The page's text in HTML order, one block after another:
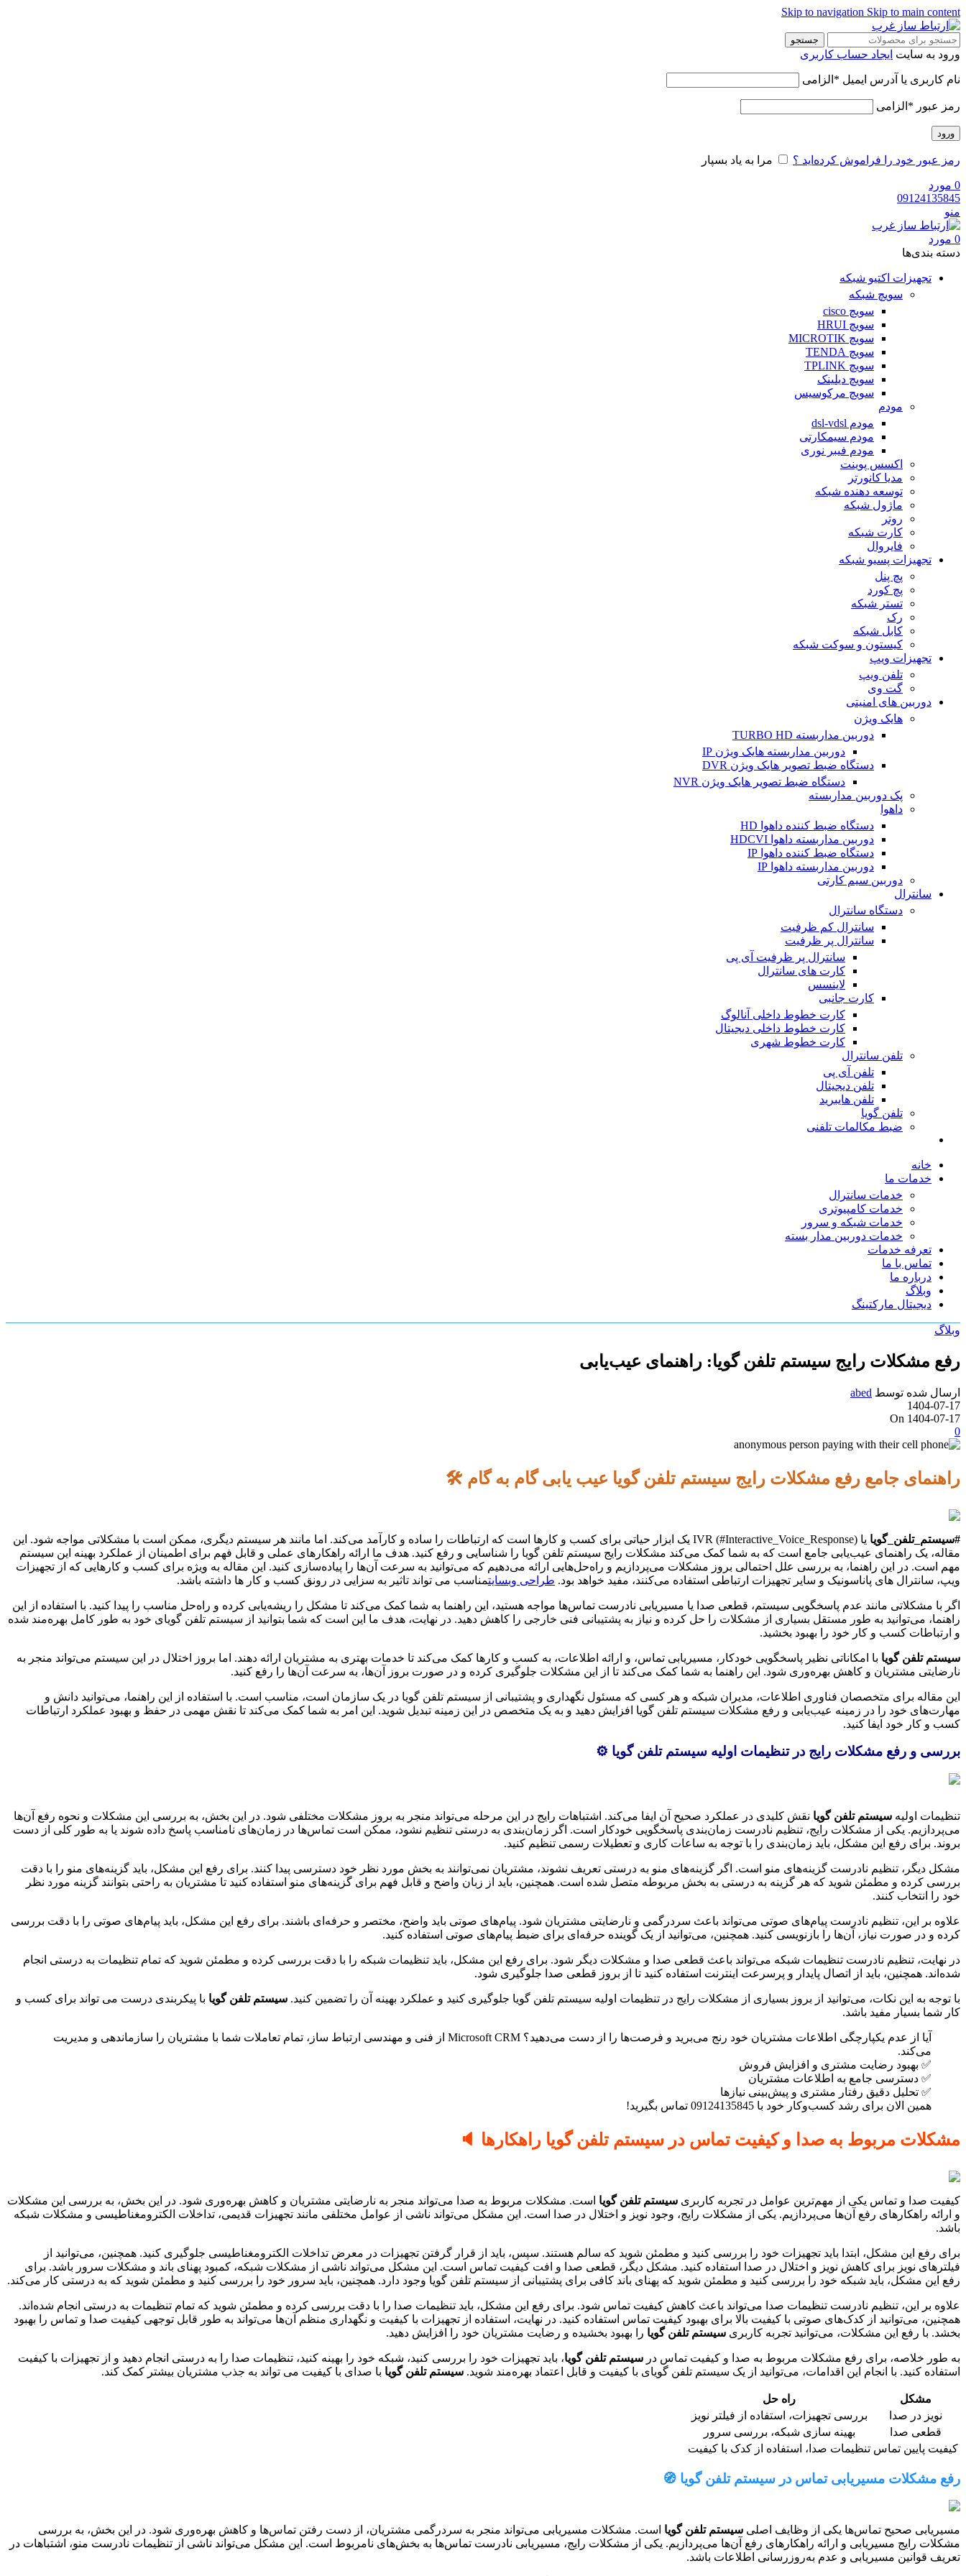
Skip to navigation Skip to main content
جستجو
ورود به سایت ایجاد حساب کاربری
نام کاربری یا آدرس ایمیل * الزامی
رمز عبور * الزامی
ورود
رمز عبور خود را فراموش کرده‌اید ؟ مرا به یاد بسپار
0 مورد
09124135845
منو
0 مورد
دسته‌ بندی‌ها
تجهیزات اکتیو شبکه
سویچ شبکه
سویچ cisco
سویچ HRUI
سویچ MICROTIK
سویچ TENDA
سویچ TPLINK
سویچ دیلینک
سویچ مرکوسیس
مودم
مودم dsl-vdsl
مودم سیمکارتی
مودم فیبر نوری
اکسس پوینت
مدیا کانورتر
توسعه دهنده شبکه
ماژول شبکه
روتر
کارت شبکه
فایروال
تجهیزات پسیو شبکه
پچ پنل
پچ کورد
تستر شبکه
رک
کابل شبکه
کیستون و سوکت شبکه
تجهیزات ویپ
تلفن ویپ
گت وی
دوربین های امنیتی
هایک ویژن
دوربین مداربسته TURBO HD
دوربین مداربسته هایک ویژن IP
دستگاه ضبط تصویر هایک ویژن DVR
دستگاه ضبط تصویر هایک ویژن NVR
پک دوربین مداربسته
داهوا
دستگاه ضبط کننده داهوا HD
دوربین مداربسته داهوا HDCVI
دستگاه ضبط کننده داهوا IP
دوربین مداربسته داهوا IP
دوربین سیم کارتی
سانترال
دستگاه سانترال
سانترال کم ظرفیت
سانترال پر ظرفیت
سانترال پر ظرفیت آی پی
کارت های سانترال
لاینسس
کارت جانبی
کارت خطوط داخلی آنالوگ
کارت خطوط داخلی دیجیتال
کارت خطوط شهری
تلفن سانترال
تلفن آی پی
تلفن دیجیتال
تلفن هایبرید
تلفن گویا
ضبط مکالمات تلفنی
خانه
خدمات ما
خدمات سانترال
خدمات کامپیوتری
خدمات شبکه و سرور
خدمات دوربین مدار بسته
تعرفه خدمات
تماس با ما
درباره ما
وبلاگ
دیجیتال مارکتینگ
وبلاگ
رفع مشکلات رایج سیستم تلفن گویا: راهنمای عیب‌یابی
ارسال شده توسط abed
1404-07-17
On 1404-07-17
0
راهنمای جامع رفع مشکلات رایج سیستم تلفن گویا عیب یابی گام به گام 🛠️
#سیستم_تلفن_گویا
یا IVR (#Interactive_Voice_Response) یک ابزار حیاتی برای کسب و کارها است که ارتباطات را ساده و کارآمد می‌کند. اما مانند هر سیستم دیگری، ممکن است با مشکلاتی مواجه شود. این
مقاله، یک راهنمای عیب‌یابی جامع است که به شما کمک می‌کند مشکلات رایج سیستم تلفن گویا را شناسایی و رفع کنید. هدف ما ارائه راهکارهای عملی و قابل فهم برای اطمینان از عملکرد بهینه این سیستم
مهم است. در این راهنما، به بررسی علل احتمالی بروز مشکلات می‌پردازیم و راه‌حل‌هایی ارائه می‌دهیم که می‌توانید به سرعت آن‌ها را پیاده‌سازی کنید. این مقاله به ویژه برای کسب و کارهایی که از تجهیزات
ویپ، سانترال های پاناسونیک و سایر تجهیزات ارتباطی استفاده می‌کنند، مفید خواهد بود. طراحی وبسایتمناسب می تواند تاثیر به سزایی در رونق کسب و کار ها داشته باشد.
اگر با مشکلاتی مانند عدم پاسخگویی سیستم، قطعی صدا یا مسیریابی نادرست تماس‌ها مواجه هستید، این راهنما به شما کمک می‌کند تا مشکل را ریشه‌یابی کرده و راه‌حل مناسب را پیدا کنید. با استفاده از این
راهنما، می‌توانید به طور مستقل بسیاری از مشکلات را حل کرده و نیاز به پشتیبانی فنی خارجی را کاهش دهید. در نهایت، هدف ما این است که شما بتوانید از سیستم تلفن گویای خود به طور کامل بهره‌مند شده
و ارتباطات کسب و کار خود را بهبود بخشید.
سیستم تلفن گویا با امکاناتی نظیر پاسخگویی خودکار، مسیریابی تماس، و ارائه اطلاعات، به کسب و کارها کمک می‌کند تا خدمات بهتری به مشتریان ارائه دهند. اما بروز اختلال در این سیستم می‌تواند منجر به
نارضایتی مشتریان و کاهش بهره‌وری شود. این راهنما به شما کمک می‌کند تا از این مشکلات جلوگیری کرده و در صورت بروز آن‌ها، به سرعت آن‌ها را رفع کنید.
این مقاله برای متخصصان فناوری اطلاعات، مدیران شبکه و هر کسی که مسئول نگهداری و پشتیبانی از سیستم تلفن گویا در یک سازمان است، مناسب است. با استفاده از این راهنما، می‌توانید دانش و
مهارت‌های خود را در زمینه عیب‌یابی و رفع مشکلات سیستم تلفن گویا افزایش دهید و به یک متخصص در این زمینه تبدیل شوید. این امر به شما کمک می‌کند تا نقش مهمی در حفظ و بهبود عملکرد ارتباطات
کسب و کار خود ایفا کنید.
بررسی و رفع مشکلات رایج در تنظیمات اولیه سیستم تلفن گویا ⚙️
تنظیمات اولیه سیستم تلفن گویا نقش کلیدی در عملکرد صحیح آن ایفا می‌کند. اشتباهات رایج در این مرحله می‌تواند منجر به بروز مشکلات مختلفی شود. در این بخش، به بررسی این مشکلات و نحوه رفع آن‌ها
می‌پردازیم. یکی از مشکلات رایج، تنظیم نادرست زمان‌بندی پاسخگویی خودکار است. اگر زمان‌بندی به درستی تنظیم نشود، ممکن است تماس‌ها در زمان‌های نامناسب پاسخ داده شوند یا به طور کلی از دست
بروند. برای رفع این مشکل، باید زمان‌بندی را با توجه به ساعات کاری و تعطیلات رسمی تنظیم کنید.
مشکل دیگر، تنظیم نادرست گزینه‌های منو است. اگر گزینه‌های منو به درستی تعریف نشوند، مشتریان نمی‌توانند به بخش مورد نظر خود دسترسی پیدا کنند. برای رفع این مشکل، باید گزینه‌های منو را با دقت
بررسی کرده و مطمئن شوید که هر گزینه به درستی به بخش مربوطه متصل شده است. همچنین، باید از زبان واضح و قابل فهم برای گزینه‌های منو استفاده کنید تا مشتریان به راحتی بتوانند گزینه مورد نظر
خود را انتخاب کنند.
علاوه بر این، تنظیم نادرست پیام‌های صوتی می‌تواند باعث سردرگمی و نارضایتی مشتریان شود. پیام‌های صوتی باید واضح، مختصر و حرفه‌ای باشند. برای رفع این مشکل، باید پیام‌های صوتی را با دقت بررسی
کرده و در صورت نیاز، آن‌ها را بازنویسی کنید. همچنین، می‌توانید از یک گوینده حرفه‌ای برای ضبط پیام‌های صوتی استفاده کنید.
در نهایت، تنظیم نادرست تنظیمات شبکه می‌تواند باعث قطعی صدا و مشکلات دیگر شود. برای رفع این مشکل، باید تنظیمات شبکه را با دقت بررسی کرده و مطمئن شوید که تمام تنظیمات به درستی انجام
شده‌اند. همچنین، باید از اتصال پایدار و پرسرعت اینترنت استفاده کنید تا از بروز قطعی صدا جلوگیری شود.
با توجه به این نکات، می‌توانید از بروز بسیاری از مشکلات رایج در تنظیمات اولیه سیستم تلفن گویا جلوگیری کنید و عملکرد بهینه آن را تضمین کنید. سیستم تلفن گویا با پیکربندی درست می تواند برای کسب و
کار شما بسیار مفید باشد.
آیا از عدم یکپارچگی اطلاعات مشتریان خود رنج می‌برید و فرصت‌ها را از دست می‌دهید؟ Microsoft CRM از فنی و مهندسی ارتباط ساز، تمام تعاملات شما با مشتریان را سازماندهی و مدیریت
می‌کند.
✅ بهبود رضایت مشتری و افزایش فروش
✅ دسترسی جامع به اطلاعات مشتریان
✅ تحلیل دقیق رفتار مشتری و پیش‌بینی نیازها
همین الان برای رشد کسب‌وکار خود با 09124135845 تماس بگیرید!
مشکلات مربوط به صدا و کیفیت تماس در سیستم تلفن گویا راهکارها 🔈
کیفیت صدا و تماس یکی از مهم‌ترین عوامل در تجربه کاربری سیستم تلفن گویا است. مشکلات مربوط به صدا می‌تواند منجر به نارضایتی مشتریان و کاهش بهره‌وری شود. در این بخش، به بررسی این مشکلات
و ارائه راهکارهای رفع آن‌ها می‌پردازیم. یکی از مشکلات رایج، وجود نویز و اختلال در صدا است. این مشکل می‌تواند ناشی از عوامل مختلفی مانند تجهیزات قدیمی، تداخلات الکترومغناطیسی و مشکلات شبکه
باشد.
برای رفع این مشکل، ابتدا باید تجهیزات خود را بررسی کنید و مطمئن شوید که سالم هستند. سپس، باید از قرار گرفتن تجهیزات در معرض تداخلات الکترومغناطیسی جلوگیری کنید. همچنین، می‌توانید از
فیلترهای نویز برای کاهش نویز و اختلال در صدا استفاده کنید. مشکل دیگر، قطعی صدا و افت کیفیت تماس است. این مشکل می‌تواند ناشی از مشکلات شبکه، کمبود پهنای باند و مشکلات سرور باشد. برای
رفع این مشکل، باید شبکه خود را بررسی کنید و مطمئن شوید که پهنای باند کافی برای پشتیبانی از سیستم تلفن گویا وجود دارد. همچنین، باید سرور خود را بررسی کنید و مطمئن شوید که به درستی کار می‌کند.
علاوه بر این، تنظیم نادرست تنظیمات صدا می‌تواند باعث کاهش کیفیت تماس شود. برای رفع این مشکل، باید تنظیمات صدا را با دقت بررسی کرده و مطمئن شوید که تمام تنظیمات به درستی انجام شده‌اند.
همچنین، می‌توانید از کدک‌های صوتی با کیفیت بالا برای بهبود کیفیت تماس استفاده کنید. در نهایت، استفاده از تجهیزات با کیفیت و نگهداری منظم آن‌ها می‌تواند به طور قابل توجهی کیفیت صدا و تماس را بهبود
بخشد. با رفع این مشکلات، می‌توانید تجربه کاربری سیستم تلفن گویا را بهبود بخشیده و رضایت مشتریان خود را افزایش دهید.
به طور خلاصه، برای رفع مشکلات مربوط به صدا و کیفیت تماس در سیستم تلفن گویا، باید تجهیزات خود را بررسی کنید، شبکه خود را بهینه کنید، تنظیمات صدا را به درستی انجام دهید و از تجهیزات با کیفیت
استفاده کنید. با انجام این اقدامات، می‌توانید از یک سیستم تلفن گویای با کیفیت و قابل اعتماد بهره‌مند شوید. سیستم تلفن گویا با صدای با کیفیت می تواند به جذب مشتریان بیشتر کمک کند.
مشکل
راه حل
نویز در صدا
بررسی تجهیزات، استفاده از فیلتر نویز
قطعی صدا
بهینه سازی شبکه، بررسی سرور
کیفیت پایین تماس تنظیمات صدا، استفاده از کدک با کیفیت
رفع مشکلات مسیریابی تماس در سیستم تلفن گویا 🧭
مسیریابی صحیح تماس‌ها یکی از وظایف اصلی سیستم تلفن گویا است. مشکلات مسیریابی می‌تواند منجر به سردرگمی مشتریان، از دست رفتن تماس‌ها و کاهش بهره‌وری شود. در این بخش، به بررسی
مشکلات رایج مسیریابی و ارائه راهکارهای رفع آن‌ها می‌پردازیم. یکی از مشکلات رایج، مسیریابی نادرست تماس‌ها به بخش‌های نامربوط است. این مشکل می‌تواند ناشی از تنظیمات نادرست منو، اشتباهات در
تعریف قوانین مسیریابی و عدم به‌روزرسانی اطلاعات باشد.